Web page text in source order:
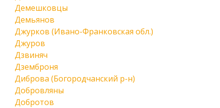
Демешковцы
Демьянов
Джурков (Ивано-Франковская обл.)
Джуров
Дзвиняч
Дземброня
Диброва (Богородчанский р-н)
Добровляны
Добротов